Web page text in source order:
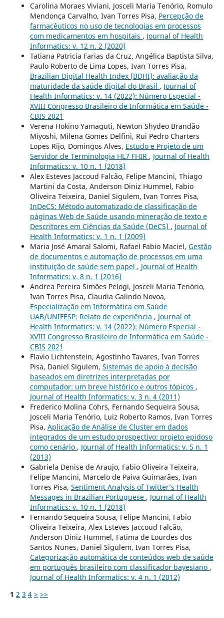
Carolina Moraes Viviani, Josceli Maria Tenório, Romulo
Mendonça Carvalho, Ivan Torres Pisa, Percepção de
farmacêuticos no uso de tecnologias em processos
com medicamentos em hospitais , Journal of Health
Informatics: v. 12 n. 2 (2020)
Tatiana Patricia Farias da Cruz, Angélica Baptista Silva,
Paulo Roberto de Lima Lopes, Ivan Torres Pisa,
Brazilian Digital Health Index (BDHI): avaliação da
maturidade da saúde digital do Brasil , Journal of
Health Informatics: v. 14 (2022): Número Especial -
XVIII Congresso Brasileiro de Informática em Saúde -
CBIS 2021
Verena Hokino Yamaguti, Newton Shydeo Brandão
Miyoshi, Milena Gomes Delfini, Rui Pedro Charters
Lopes Rijo, Domingos Alves, Estudo e Projeto de um
Servidor de Terminologia HL7 FHIR , Journal of Health
Informatics: v. 10 n. 1 (2018)
Alex Esteves Jaccoud Falcão, Felipe Mancini, Thiago
Martini da Costa, Anderson Diniz Hummel, Fabio
Oliveira Teixeira, Daniel Sigulem, Ivan Torres Pisa,
InDeCS: Método automatizado de classificação de
páginas Web de Saúde usando mineração de texto e
Descritores em Ciências da Saúde (DeCS) , Journal of
Health Informatics: v. 1 n. 1 (2009)
Maria José Amaral Salomi, Rafael Fabio Maciel, Gestão
de documentos e automação de processos em uma
instituição de saúde sem papel , Journal of Health
Informatics: v. 8 n. 1 (2016)
Andrea Pereira Simões Pelogi, Josceli Maria Tenório,
Ivan Torres Pisa, Claudia Galindo Novoa,
Especialização em Informática em Saúde
UAB/UNIFESP: Relato de experiência , Journal of
Health Informatics: v. 14 (2022): Número Especial -
XVIII Congresso Brasileiro de Informática em Saúde -
CBIS 2021
Flavio Lichtenstein, Agostinho Tavares, Ivan Torres
Pisa, Daniel Sigulem, Sistemas de apoio à decisão
baseados em diretrizes interpretadas por
computador: um breve histórico e outros tópicos ,
Journal of Health Informatics: v. 3 n. 4 (2011)
Frederico Molina Cohrs, Fernando Sequeira Sousa,
Josceli Maria Tenório, Luiz Roberto Ramos, Ivan Torres
Pisa, Aplicação de Análise de Cluster em dados
integrados de um estudo prospectivo: projeto epidoso
como cenário , Journal of Health Informatics: v. 5 n. 1
(2013)
Gabriela Denise de Araujo, Fabio Oliveira Teixeira,
Felipe Mancini, Marcelo de Paiva Guimarães, Ivan
Torres Pisa, Sentiment Analysis of Twitter’s Health
Messages in Brazilian Portuguese , Journal of Health
Informatics: v. 10 n. 1 (2018)
Fernando Sequeira Sousa, Felipe Mancini, Fabio
Oliveira Teixeira, Alex Esteves Jaccoud Falcão,
Anderson Diniz Hummel, Fatima de Lourdes dos
Santos Nunes, Daniel Sigulem, Ivan Torres Pisa,
Categorização automática de conteúdos web de saúde
em português brasileiro com classificador bayesiano ,
Journal of Health Informatics: v. 4 n. 1 (2012)
1 2 3 4 > >>